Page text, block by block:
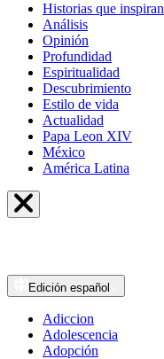
Historias que inspiran
Análisis
Opinión
Profundidad
Espiritualidad
Descubrimiento
Estilo de vida
Actualidad
Papa Leon XIV
México
América Latina
Edición español
Adiccion
Adolescencia
Adopción